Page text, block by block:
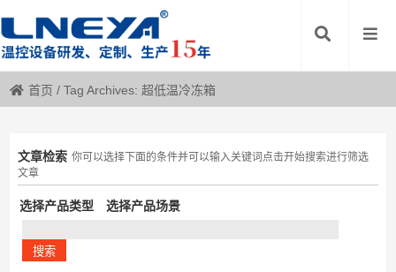
首页 /Tag Archives: 超低温冷冻箱
文章检索 你可以选择下面的条件并可以输入关键词点击开始搜索进行筛选
文章
选择产品类型 选择产品场景